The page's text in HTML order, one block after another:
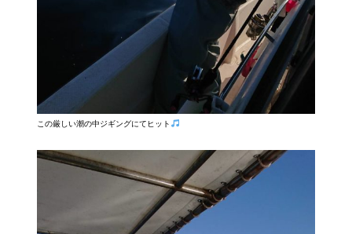
この厳しい潮の中ジギングにてヒット